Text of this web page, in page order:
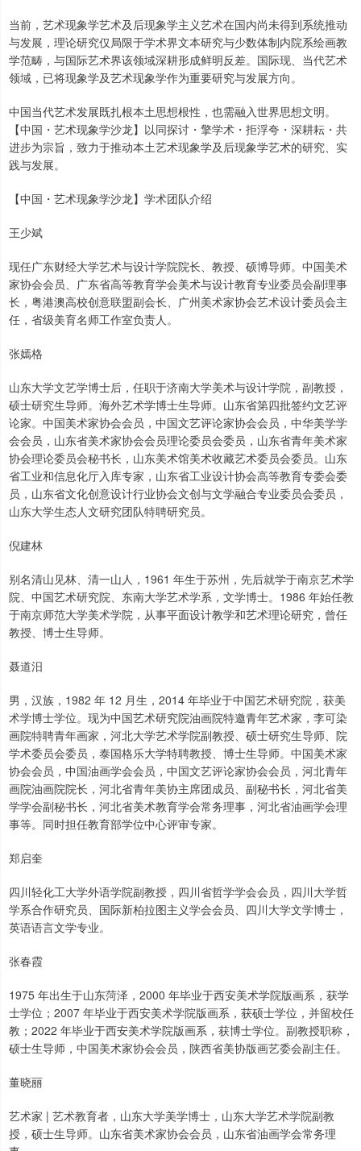
当前，艺术现象学艺术及后现象学主义艺术在国内尚未得到系统推动
与发展，理论研究仅局限于学术界文本研究与少数体制内院系绘画教
学范畴，与国际艺术界该领域深耕形成鲜明反差。国际现、当代艺术
领域，已将现象学及艺术现象学作为重要研究与发展方向。
中国当代艺术发展既扎根本土思想根性，也需融入世界思想文明。
【中国・艺术现象学沙龙】以同探讨・擎学术・拒浮夸・深耕耘・共
进步为宗旨，致力于推动本土艺术现象学及后现象学艺术的研究、实
践与发展。
【中国・艺术现象学沙龙】学术团队介绍
王少斌
现任广东财经大学艺术与设计学院院长、教授、硕博导师。中国美术
家协会会员、广东省高等教育学会美术与设计教育专业委员会副理事
长，粤港澳高校创意联盟副会长、广州美术家协会艺术设计委员会主
任，省级美育名师工作室负责人。
张嫣格
山东大学文艺学博士后，任职于济南大学美术与设计学院，副教授，
硕士研究生导师。海外艺术学博士生导师。山东省第四批签约文艺评
论家。中国美术家协会会员，中国文艺评论家协会会员，中华美学学
会会员，山东省美术家协会会员理论委员会委员，山东省青年美术家
协会理论委员会秘书长，山东美术馆美术收藏艺术委员会委员。山东
省工业和信息化厅入库专家，山东省工业设计协会高等教育专委会委
员，山东省文化创意设计行业协会文创与文学融合专业委员会委员，
山东大学生态人文研究团队特聘研究员。
倪建林
别名清山见林、清一山人，1961 年生于苏州，先后就学于南京艺术学
院、中国艺术研究院、东南大学艺术学系，文学博士。1986 年始任教
于南京师范大学美术学院，从事平面设计教学和艺术理论研究，曾任
教授、博士生导师。
聂道汨
男，汉族，1982 年 12 月生，2014 年毕业于中国艺术研究院，获美
术学博士学位。现为中国艺术研究院油画院特邀青年艺术家，李可染
画院特聘青年画家，河北大学艺术学院副教授、硕士研究生导师、院
学术委员会委员，泰国格乐大学特聘教授、博士生导师。中国美术家
协会会员，中国油画学会会员，中国文艺评论家协会会员，河北青年
画院油画院院长，河北省青年美协主席团成员、副秘书长，河北省美
学学会副秘书长，河北省美术教育学会常务理事，河北省油画学会理
事等。同时担任教育部学位中心评审专家。
郑启奎
四川轻化工大学外语学院副教授，四川省哲学学会会员，四川大学哲
学系合作研究员、国际新柏拉图主义学会会员、四川大学文学博士，
英语语言文学专业。
张春霞
1975 年出生于山东菏泽，2000 年毕业于西安美术学院版画系，获学
士学位；2007 年毕业于西安美术学院版画系，获硕士学位，并留校任
教；2022 年毕业于西安美术学院版画系，获博士学位。副教授职称，
硕士生导师，中国美术家协会会员，陕西省美协版画艺委会副主任。
董晓丽
艺术家 | 艺术教育者，山东大学美学博士，山东大学艺术学院副教
授，硕士生导师。山东省美术家协会会员，山东省油画学会常务理